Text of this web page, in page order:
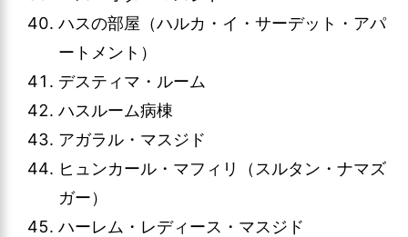
ハスの部屋（ハルカ・イ・サーデット・アパ
ートメント）
デスティマ・ルーム
ハスルーム病棟
アガラル・マスジド
ヒュンカール・マフィリ（スルタン・ナマズ
ガー）
ハーレム・レディース・マスジド